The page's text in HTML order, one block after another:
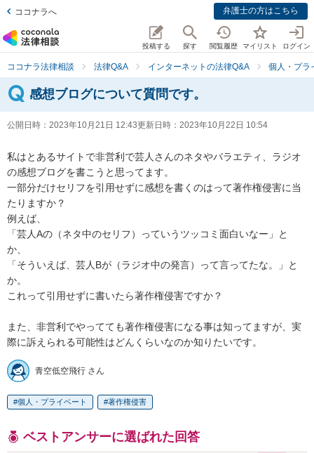
ココナラへ 弁護士の方はこちら
投稿する 探す 閲覧履歴 マイリスト ログイン
ココナラ法律相談 法律Q&A インターネットの法律Q&A 個人・プラ
感想ブログについて質問です。
公開日時： 2023年10月21日 12:43更新日時： 2023年10月22日 10:54
私はとあるサイトで非営利で芸人さんのネタやバラエティ、ラジオ
の感想ブログを書こうと思ってます。
一部分だけセリフを引用せずに感想を書くのはって著作権侵害に当
たりますか？
例えば、
「芸人Aの（ネタ中のセリフ）っていうツッコミ面白いなー」と
か、
「そういえば、芸人Bが（ラジオ中の発言）って言ってたな。」と
か。
これって引用せずに書いたら著作権侵害ですか？
また、非営利でやってても著作権侵害になる事は知ってますが、実
際に訴えられる可能性はどんくらいなのか知りたいです。
青空低空飛行 さん
個人・プライベート 著作権侵害
ベストアンサーに選ばれた回答